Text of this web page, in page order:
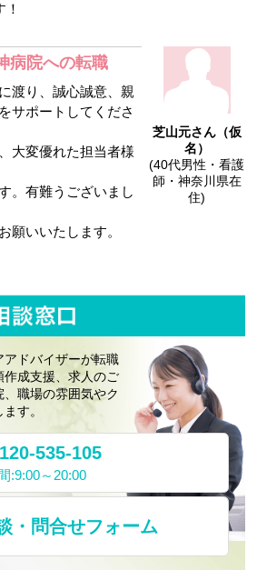
！
芝山元さん（仮
名）
(40代男性・看護
師・神奈川県在
住)
病院への転職
渡り、誠心誠意、親
サポートしてくださ
大変優れた担当者様
。有難うございまし
願いいたします。
アドバイザーが転職
作成支援、求人のご
職場の雰囲気やク
す。
535-105
:9:00～20:00
・問合せフォーム